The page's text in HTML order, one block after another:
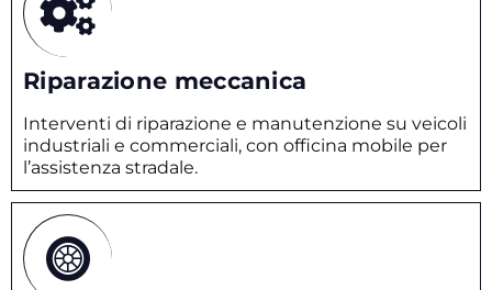
Riparazione meccanica
Interventi di riparazione e manutenzione su veicoli
industriali e commerciali, con officina mobile per
l’assistenza stradale.